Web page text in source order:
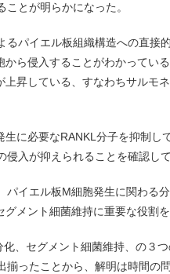
とが明らかになった。
るパイエル板組織構造への直接
ら侵入することがわかってい
上昇している、すなわちサルモ
に必要なRANKL分子を抑制し
侵入が抑えられることを確認し
パイエル板M細胞発生に関わる
グメント細菌維持に重要な役割
、セグメント細菌維持、の３
揃ったことから、解明は時間の